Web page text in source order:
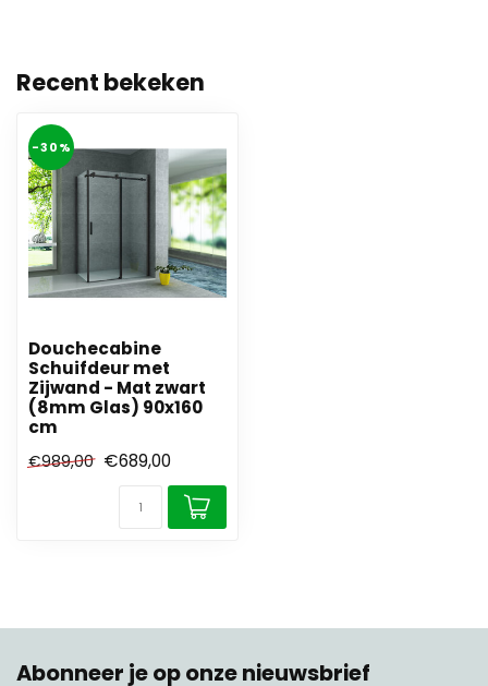
Recent bekeken
-30%
Douchecabine
Schuifdeur met
Zijwand - Mat zwart
(8mm Glas) 90x160
cm
€989,00 €689,00
Abonneer je op onze nieuwsbrief